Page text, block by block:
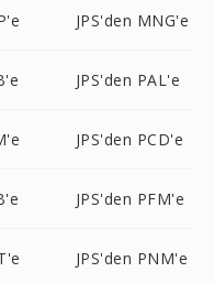
JPS'den MNG'e
JPS'den PAL'e
JPS'den PCD'e
JPS'den PFM'e
JPS'den PNM'e